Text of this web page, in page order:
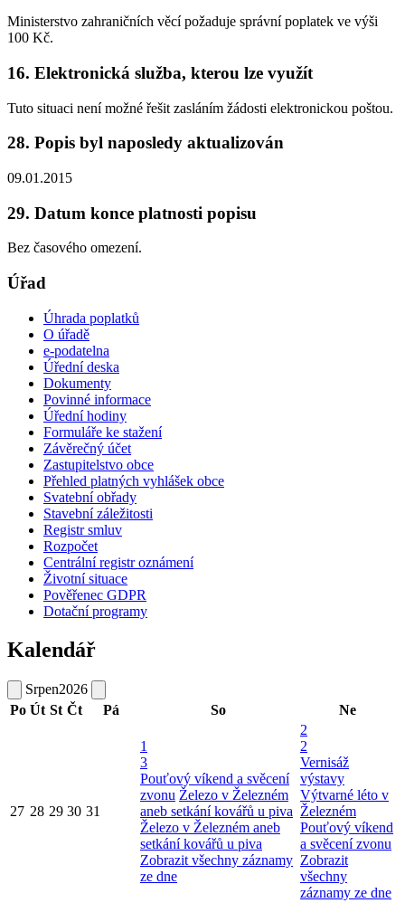
Ministerstvo zahraničních věcí požaduje správní poplatek ve výši
100 Kč.
16. Elektronická služba, kterou lze využít
Tuto situaci není možné řešit zasláním žádosti elektronickou poštou.
28. Popis byl naposledy aktualizován
09.01.2015
29. Datum konce platnosti popisu
Bez časového omezení.
Úřad
Úhrada poplatků
O úřadě
e-podatelna
Úřední deska
Dokumenty
Povinné informace
Úřední hodiny
Formuláře ke stažení
Závěrečný účet
Zastupitelstvo obce
Přehled platných vyhlášek obce
Svatební obřady
Stavební záležitosti
Registr smluv
Rozpočet
Centrální registr oznámení
Životní situace
Pověřenec GDPR
Dotační programy
Kalendář
Srpen2026
Po Út St Čt Pá So Ne
27 28 29 30 31
1
3
Pouťový víkend a svěcení
zvonu Železo v Železném
aneb setkání kovářů u piva
Železo v Železném aneb
setkání kovářů u piva
Zobrazit všechny záznamy
ze dne
2
2
Vernisáž
výstavy
Výtvarné léto v
Železném
Pouťový víkend
a svěcení zvonu
Zobrazit
všechny
záznamy ze dne